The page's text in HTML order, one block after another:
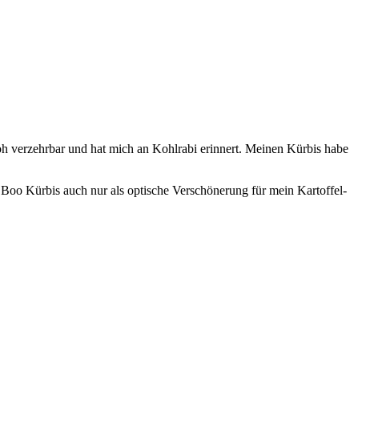
verzehrbar und hat mich an Kohlrabi erinnert. Meinen Kürbis habe
Kürbis auch nur als optische Verschönerung für mein Kartoffel-